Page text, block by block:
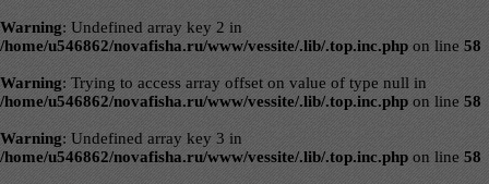
Warning: Undefined array key 2 in
/home/u546862/novafisha.ru/www/vessite/.lib/.top.inc.php on line 58
Warning: Trying to access array offset on value of type null in
/home/u546862/novafisha.ru/www/vessite/.lib/.top.inc.php on line 58
Warning: Undefined array key 3 in
/home/u546862/novafisha.ru/www/vessite/.lib/.top.inc.php on line 58